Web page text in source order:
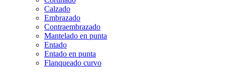
Calzado
Embrazado
Contraembrazado
Mantelado en punta
Entado
Entado en punta
Flanqueado curvo